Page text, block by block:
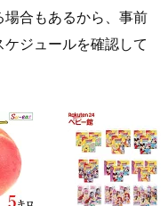
合もあるから、事前
ジュールを確認して